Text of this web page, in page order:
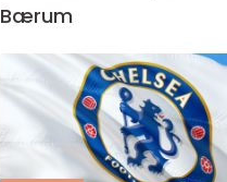
Bærum